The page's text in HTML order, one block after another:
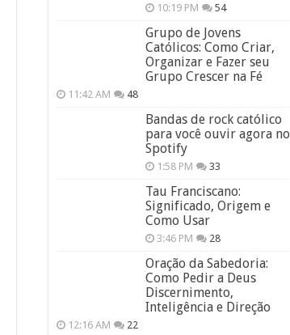
10:19 PM 54
Grupo de Jovens
Católicos: Como Criar,
Organizar e Fazer seu
Grupo Crescer na Fé
11:42 AM 48
Bandas de rock católico
para você ouvir agora no
Spotify
1:58 PM 33
Tau Franciscano:
Significado, Origem e
Como Usar
3:46 PM 28
Oração da Sabedoria:
Como Pedir a Deus
Discernimento,
Inteligência e Direção
12:16 AM 22